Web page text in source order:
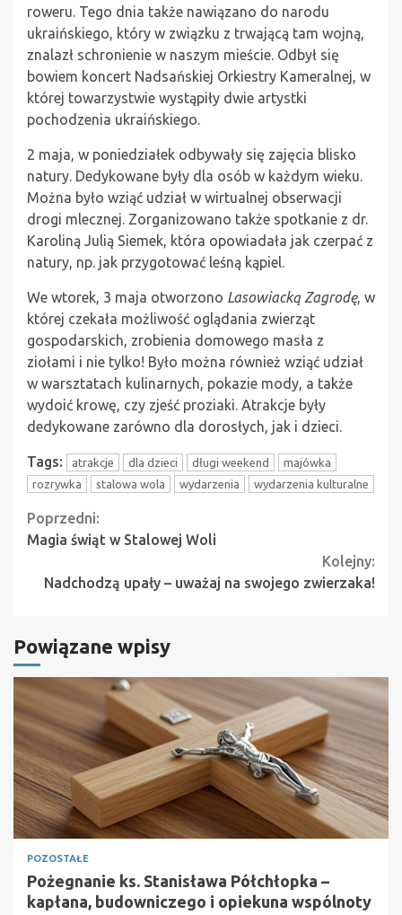
roweru. Tego dnia także nawiązano do narodu
ukraińskiego, który w związku z trwającą tam wojną,
znalazł schronienie w naszym mieście. Odbył się
bowiem koncert Nadsańskiej Orkiestry Kameralnej, w
której towarzystwie wystąpiły dwie artystki
pochodzenia ukraińskiego.
2 maja, w poniedziałek odbywały się zajęcia blisko
natury. Dedykowane były dla osób w każdym wieku.
Można było wziąć udział w wirtualnej obserwacji
drogi mlecznej. Zorganizowano także spotkanie z dr.
Karoliną Julią Siemek, która opowiadała jak czerpać z
natury, np. jak przygotować leśną kąpiel.
We wtorek, 3 maja otworzono Lasowiacką Zagrodę, w
której czekała możliwość oglądania zwierząt
gospodarskich, zrobienia domowego masła z
ziołami i nie tylko! Było można również wziąć udział
w warsztatach kulinarnych, pokazie mody, a także
wydoić krowę, czy zjeść proziaki. Atrakcje były
dedykowane zarówno dla dorosłych, jak i dzieci.
Tags: atrakcje dla dzieci długi weekend
majówka
rozrywka
stalowa wola wydarzenia wydarzenia kulturalne
Continue
Reading
Poprzedni:
Magia świąt w Stalowej Woli
Kolejny:
Nadchodzą upały – uważaj na swojego zwierzaka!
Powiązane wpisy
POZOSTAŁE
Pożegnanie ks. Stanisława Półchłopka –
kapłana, budowniczego i opiekuna wspólnoty